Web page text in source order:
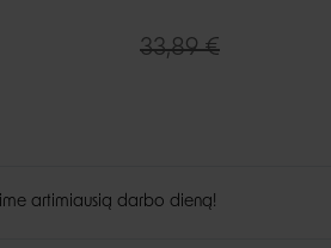
Guoliai ir patiesimai
Dubenėliai ir maitinimas
33,89 €
artimiausią darbo dieną!